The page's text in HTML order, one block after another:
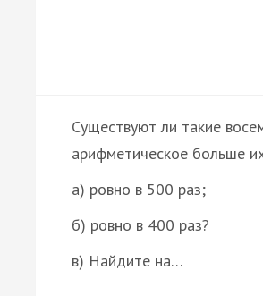
Существуют ли такие
арифметическое больше
а) ровно в 500 раз;
б) ровно в 400 раз?
в) Найдите на…